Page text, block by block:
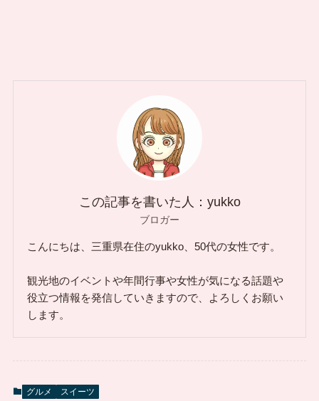
この記事を書いた人：yukko
ブロガー
こんにちは、三重県在住のyukko、50代の女性です。
観光地のイベントや年間行事や女性が気になる話題や
役立つ情報を発信していきますので、よろしくお願い
します。
グルメ スイーツ